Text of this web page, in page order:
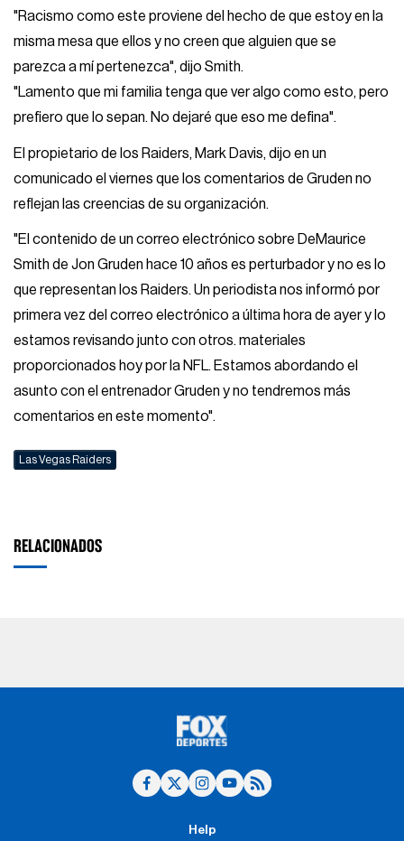
"Racismo como este proviene del hecho de que estoy en la
misma mesa que ellos y no creen que alguien que se
parezca a mí pertenezca", dijo Smith.
"Lamento que mi familia tenga que ver algo como esto, pero
prefiero que lo sepan. No dejaré que eso me defina".
El propietario de los Raiders, Mark Davis, dijo en un
comunicado el viernes que los comentarios de Gruden no
reflejan las creencias de su organización.
"El contenido de un correo electrónico sobre DeMaurice
Smith de Jon Gruden hace 10 años es perturbador y no es lo
que representan los Raiders. Un periodista nos informó por
primera vez del correo electrónico a última hora de ayer y lo
estamos revisando junto con otros. materiales
proporcionados hoy por la NFL. Estamos abordando el
asunto con el entrenador Gruden y no tendremos más
comentarios en este momento".
Las Vegas Raiders
RELACIONADOS
Help